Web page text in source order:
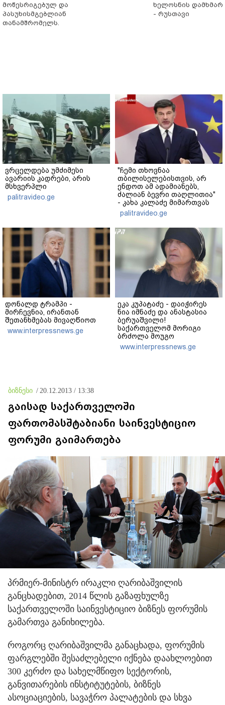
მოწესრიგებულ და
პასუხისმგებლიან
თანამშრომელს.
ხელოსნის
- რუსთავი
ვრცელდება უმძიმესი
ავარიის კადრები, არის
მსხვერპლი
palitravideo.ge
"ჩემი თხოვნაა
თბილისელებისთვის, არ
ენდოთ ამ ადამიანებს,
ძალიან ბევრი თაღლითია"
- კახა კალაძე მიმართვას
ავრცელებს
palitravideo.ge
დონალდ ტრამპი -
მირჩევნია, ირანთან
შეთანხმებას მივაღწიოთ
www.interpressnews.ge
ეკა კუპატაძე - დაიჭირეს
ნია იმნაძე და ანასტასია
ბერუაშვილი!
საქართველომ მორიგი
ბრძოლა მოუგო
მკვლელებს! იმნაძე-
ნავროზაშვილები არიან
www.interpressnews.ge
ბიზნესი / 20.12.2013 / 13:38
გაისად საქართველოში
ფართომასშტაბიანი საინვესტიციო
ფორუმი გაიმართება
პრმიერ-მინისტრ ირაკლი ღარიბაშვილის
განცხადებით, 2014 წლის გაზაფხულზე
საქართველოში საინვესტიციო ბიზნეს ფორუმის
გამართვა განიხილება.
როგორც ღარიბაშვილმა განაცხადა, ფორუმის
ფარგლებში შესაძლებელი იქნება დაახლოებით
300 კერძო და სახელმწიფო სექტორის,
განვითარების ინსტიტუტების, ბიზნეს
ასოციაციების, სავაჭრო პალატების და სხვა